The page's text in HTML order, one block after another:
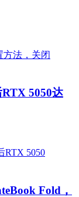
5050达
Fold，